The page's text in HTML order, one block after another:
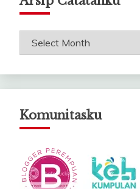
Arsip
Komunitasku